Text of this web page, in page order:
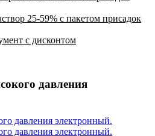
25-59% с пакетом присадок
с дисконтом
давления